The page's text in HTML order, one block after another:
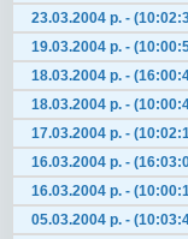
23.03.2004 р. -
19.03.2004 р. -
18.03.2004 р. -
18.03.2004 р. -
17.03.2004 р. -
16.03.2004 р. -
16.03.2004 р. -
05.03.2004 р. -